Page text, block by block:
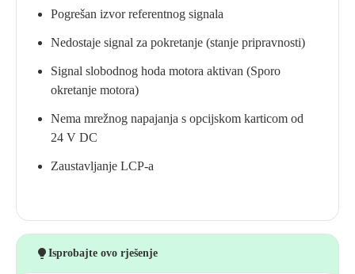
Pogrešan izvor referentnog signala
Nedostaje signal za pokretanje (stanje pripravnosti)
Signal slobodnog hoda motora aktivan (Sporo
okretanje motora)
Nema mrežnog napajanja s opcijskom karticom od
24 V DC
Zaustavljanje LCP-a
Isprobajte ovo rješenje